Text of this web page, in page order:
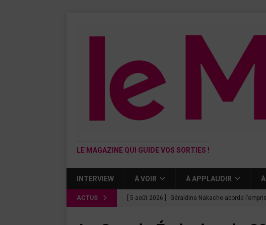
LE MAGAZINE QUI GUIDE VOS SORTIES !
INTERVIEW À VOIR À APPLAUDIR
ACTUS [ 5 août 2026 ] Géraldine Nakache aborde